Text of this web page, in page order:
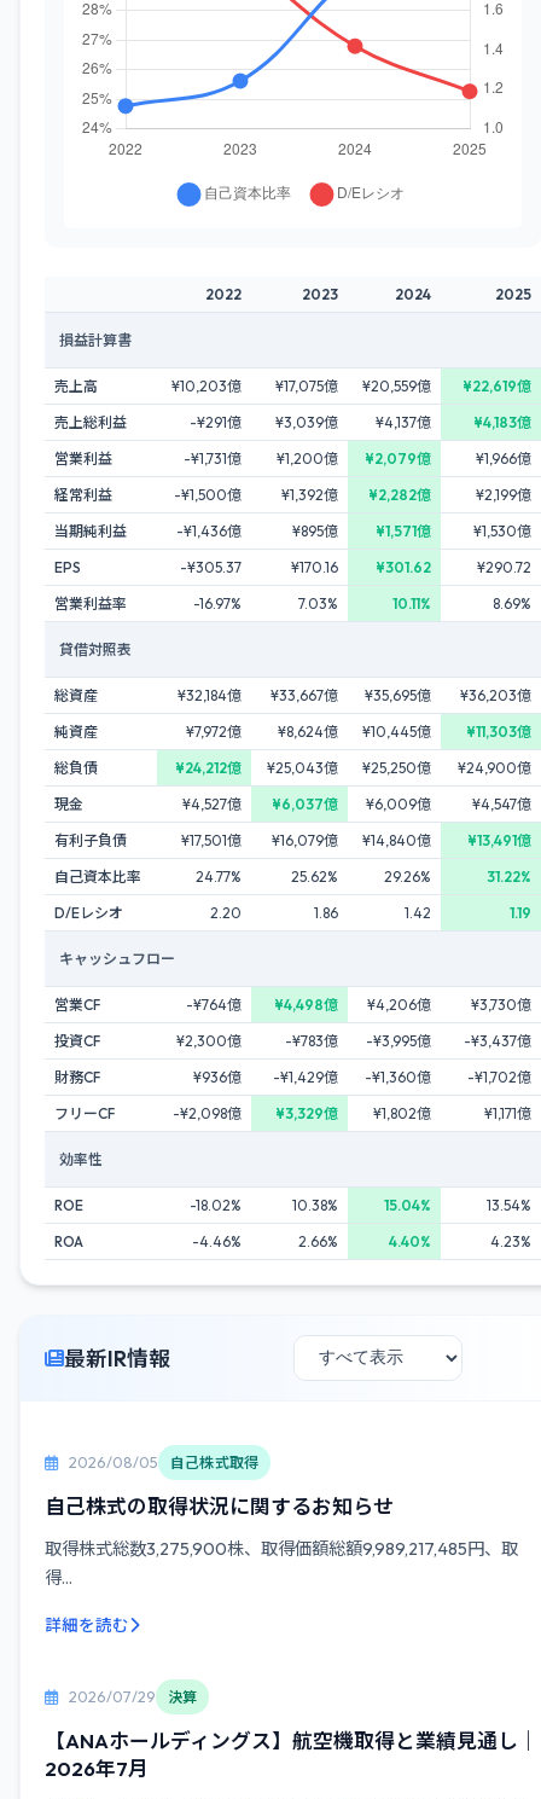
2022 2023 2024 2025
損益計算書
売上高 ¥10,203億 ¥17,075億 ¥20,559億
¥22,619億
売上総利益
-¥291億 ¥3,039億 ¥4,137億
¥4,183億
営業利益
-¥1,731億 ¥1,200億 ¥2,079億
¥1,966億
経常利益
-¥1,500億 ¥1,392億 ¥2,282億
¥2,199億
当期純利益
-¥1,436億 ¥895億 ¥1,571億
¥1,530億
EPS
-¥305.37 ¥170.16 ¥301.62
¥290.72
営業利益率
-16.97% 7.03% 10.11% 8.69%
貸借対照表
総資産 ¥32,184億 ¥33,667億 ¥35,695億
¥36,203億
純資産
¥7,972億 ¥8,624億 ¥10,445億
¥11,303億
総負債
¥24,212億 ¥25,043億 ¥25,250億
¥24,900億
現金
¥4,527億 ¥6,037億 ¥6,009億
¥4,547億
有利子負債
¥17,501億 ¥16,079億 ¥14,840億
¥13,491億
自己資本比率
24.77% 25.62% 29.26%
31.22%
D/Eレシオ
2.20 1.86 1.42 1.19
キャッシュフロー
営業CF -¥764億 ¥4,498億 ¥4,206億
¥3,730億
投資CF
¥2,300億 -¥783億 -¥3,995億
-¥3,437億
財務CF
¥936億 -¥1,429億 -¥1,360億
-¥1,702億
フリーCF
-¥2,098億 ¥3,329億 ¥1,802億 ¥1,171億
効率性
ROE -18.02% 10.38% 15.04%
13.54%
ROA
-4.46% 2.66% 4.40% 4.23%
最新IR情報
2026/08/05 自己株式取得
自己株式の取得状況に関するお知らせ
取得株式総数3,275,900株、取得価額総額9,989,217,485円、取
得...
詳細を読む
2026/07/29 決算
【ANAホールディングス】航空機取得と業績見通し｜
2026年7月